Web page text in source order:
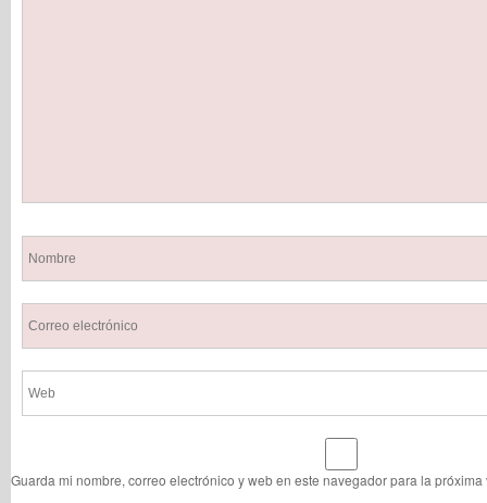
Guarda mi nombre, correo electrónico y web en este navegador para la